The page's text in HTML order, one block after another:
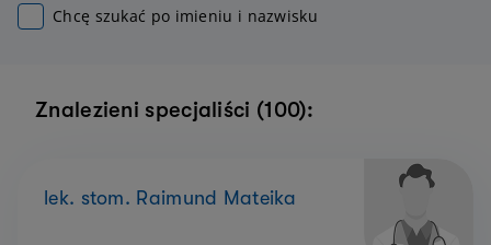
Chcę szukać po imieniu i nazwisku
Znalezieni specjaliści (100):
lek. stom. Raimund Mateika